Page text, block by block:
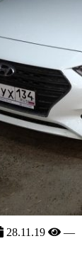
28.11.19 —